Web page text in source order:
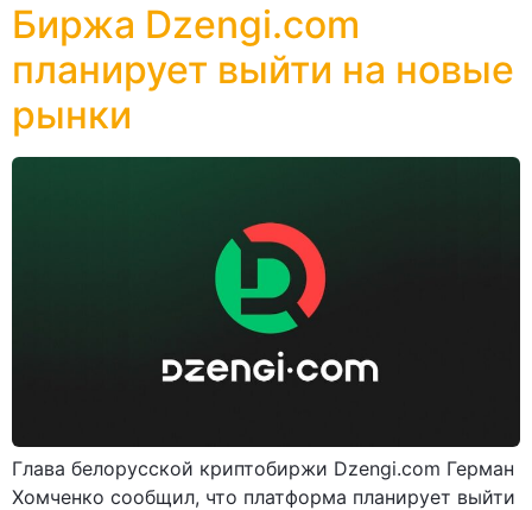
Биржа Dzengi.com
планирует выйти на новые
рынки
Глава белорусской криптобиржи Dzengi.com Герман
Хомченко сообщил, что платформа планирует выйти